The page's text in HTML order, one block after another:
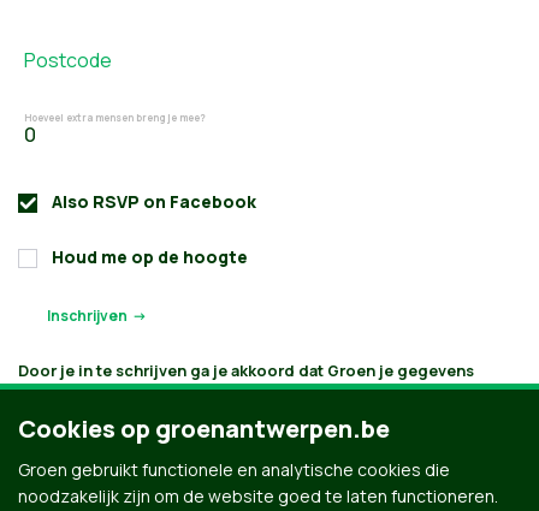
Postcode
Hoeveel extra mensen breng je mee?
Also RSVP on Facebook
Houd me op de hoogte
Door je in te schrijven ga je akkoord dat Groen je gegevens
verwerkt en bijhoudt volgenshaar privacybeleid. Als je aanvinkt
dat je e-mails wilt ontvangen, houden we je op de hoogte
volgens je interesses. Je kan je gegevens opvragen, laten
verbeteren of laten verwijderen.
Cookies op groenantwerpen.be
Groen gebruikt functionele en analytische cookies die
noodzakelijk zijn om de website goed te laten functioneren.